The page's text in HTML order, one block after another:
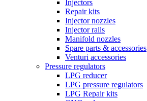
Injectors
Repair kits
Injector nozzles
Injector rails
Manifold nozzles
Spare parts & accessories
Venturi accessories
Pressure regulators
LPG reducer
LPG pressure regulators
LPG Repair kits